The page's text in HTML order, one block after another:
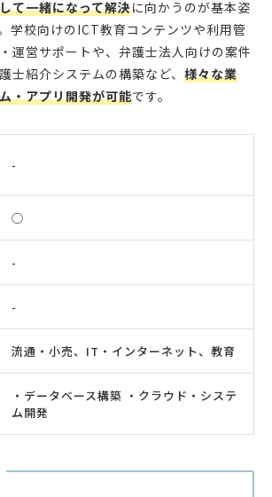
て一緒になって解決に向かうのが基本姿
学校向けのICT教育コンテンツや利用管
運営サポートや、弁護士法人向けの案件
士紹介システムの構築など、 様々な業
・アプリ開発が可能です。
-
◯
-
-
流通・小売、IT・インターネット、教育
・データベース構築 ・クラウド・システ
ム開発